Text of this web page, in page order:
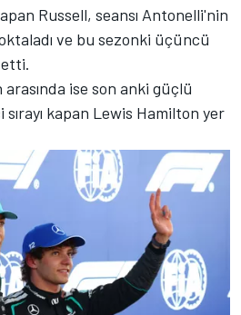
Russell, seansı Antonelli'nin
ve bu sezonki üçüncü
ise son anki güçlü
kapan Lewis Hamilton yer